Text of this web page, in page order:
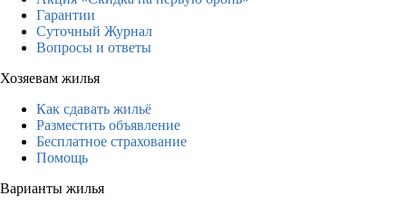
Гарантии
Суточный Журнал
Вопросы и ответы
Хозяевам жилья
Как сдавать жильё
Разместить объявление
Бесплатное страхование
Помощь
Варианты жилья